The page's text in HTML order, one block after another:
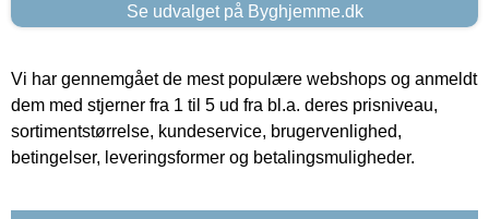
Se udvalget på Byghjemme.dk
Vi har gennemgået de mest populære webshops og anmeldt
dem med stjerner fra 1 til 5 ud fra bl.a. deres prisniveau,
sortimentstørrelse, kundeservice, brugervenlighed,
betingelser, leveringsformer og betalingsmuligheder.